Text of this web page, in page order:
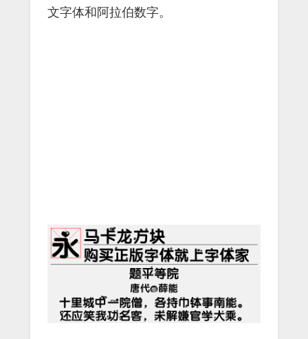
文字体和阿拉伯数字。